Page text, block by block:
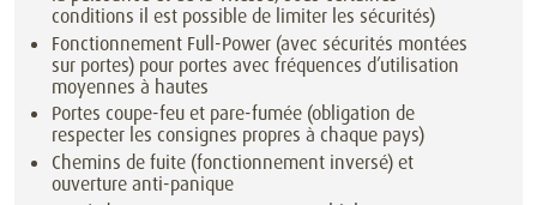
conditions il est possible de limiter les sécurités)
Fonctionnement Full-Power (avec sécurités montées
sur portes) pour portes avec fréquences d’utilisation
moyennes à hautes
Portes coupe-feu et pare-fumée (obligation de
respecter les consignes propres à chaque pays)
Chemins de fuite (fonctionnement inversé) et
ouverture anti-panique